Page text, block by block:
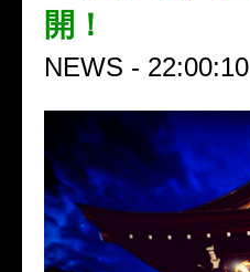
開！
NEWS - 22:00:10